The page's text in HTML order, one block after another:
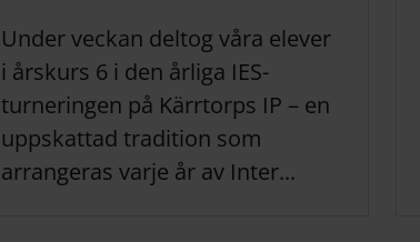
Under veckan deltog våra elever
i årskurs 6 i den årliga IES-
turneringen på Kärrtorps IP – en
uppskattad tradition som
arrangeras varje år av Inter...